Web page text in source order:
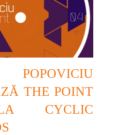
THE POINT
CYCLIC